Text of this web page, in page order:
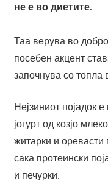
не е во диетите.
Таа верува во
посебен акцент
започнува со
Нејзиниот појадок
јогурт од козјо
житарки и
сака протеински
и печурки.